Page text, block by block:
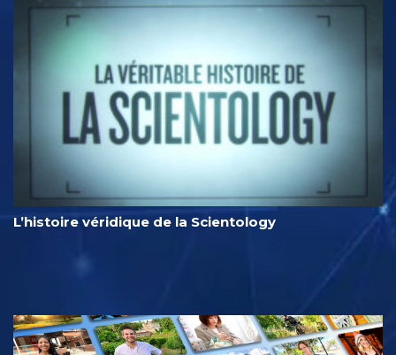
L’histoire véridique de la Scientology